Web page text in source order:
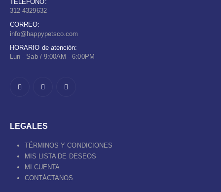
TELÉFONO:
312 4329632
CORREO:
info@happypetsco.com
HORARIO de atención:
Lun - Sab / 9:00AM - 6:00PM
LEGALES
TÉRMINOS Y CONDICIONES
MIS LISTA DE DESEOS
MI CUENTA
CONTÁCTANOS